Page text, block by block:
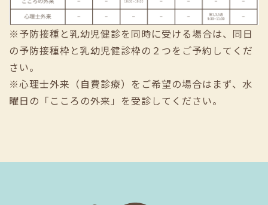
※予防接種と乳幼児健診を同時に受ける場合は、同日
の予防接種枠と乳幼児健診枠の２つをご予約してくだ
さい。
※心理士外来（自費診療）をご希望の場合はまず、水
曜日の「こころの外来」を受診してください。